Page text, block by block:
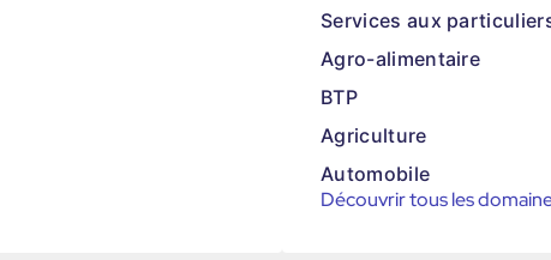
Services aux
Agro-alimentaire
BTP
Agriculture
Automobile
Découvrir tous les